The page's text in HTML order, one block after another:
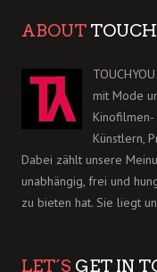
ABOUT
mit Mode
Kinofilmen-
Künstlern,
Dabei zählt unsere
unabhängig, frei und
zu bieten hat. Sie liegt
LET´S GET IN